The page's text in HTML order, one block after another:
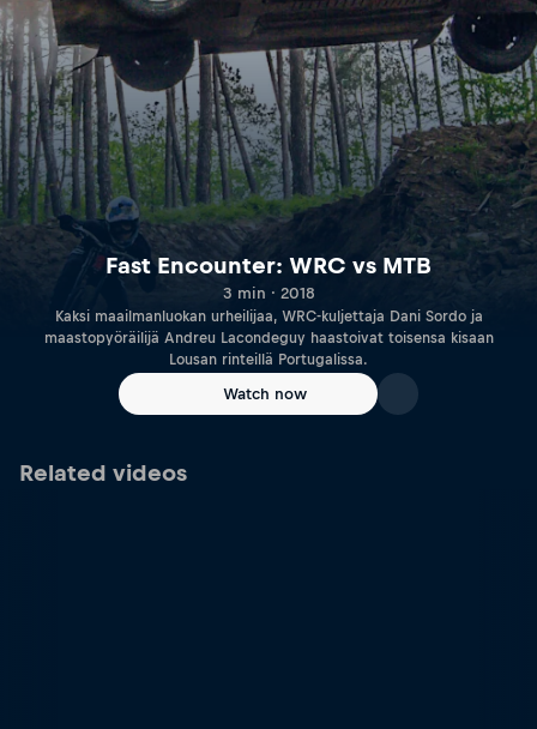
Fast Encounter: WRC vs MTB
3 min · 2018
Kaksi maailmanluokan urheilijaa, WRC-kuljettaja Dani Sordo ja
maastopyöräilijä Andreu Lacondeguy haastoivat toisensa kisaan
Lousan rinteillä Portugalissa.
Watch now
Related videos